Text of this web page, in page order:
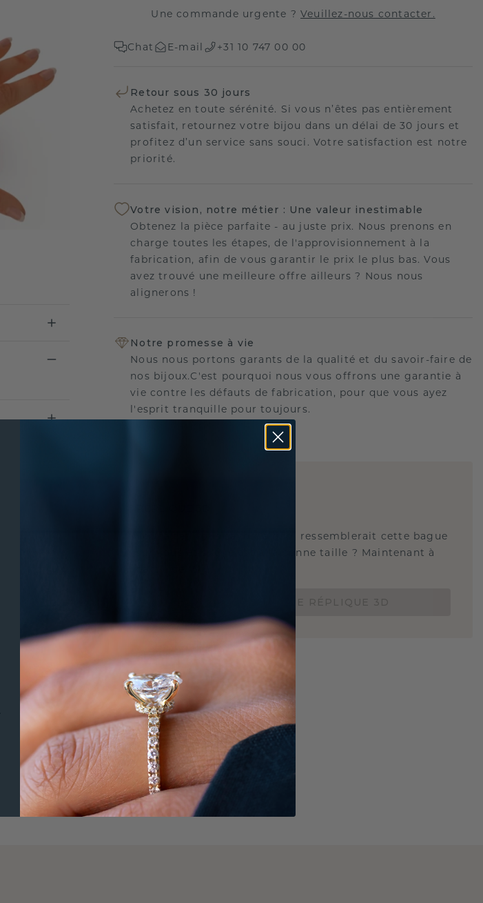
Une commande urgente ? Veuillez-nous contacter.
Chat E-mail +31 10 747 00 00
Retour sous 30 jours
Achetez en toute sérénité. Si vous n’êtes pas entièrement
satisfait, retournez votre bijou dans un délai de 30 jours et
profitez d’un service sans souci. Votre satisfaction est notre
priorité.
Votre vision, notre métier : Une valeur inestimable
Obtenez la pièce parfaite - au juste prix. Nous prenons en
charge toutes les étapes, de l'approvisionnement à la
fabrication, afin de vous garantir le prix le plus bas. Vous
avez trouvé une meilleure offre ailleurs ? Nous nous
alignerons !
Notre promesse à vie
Nous nous portons garants de la qualité et du savoir-faire de
nos bijoux.C'est pourquoi nous vous offrons une garantie à
vie contre les défauts de fabrication, pour que vous ayez
l'esprit tranquille pour toujours.
Souhaitez-vous savoir à quoi ressemblerait cette bague
sur vous et si elle est à la bonne taille ? Maintenant à